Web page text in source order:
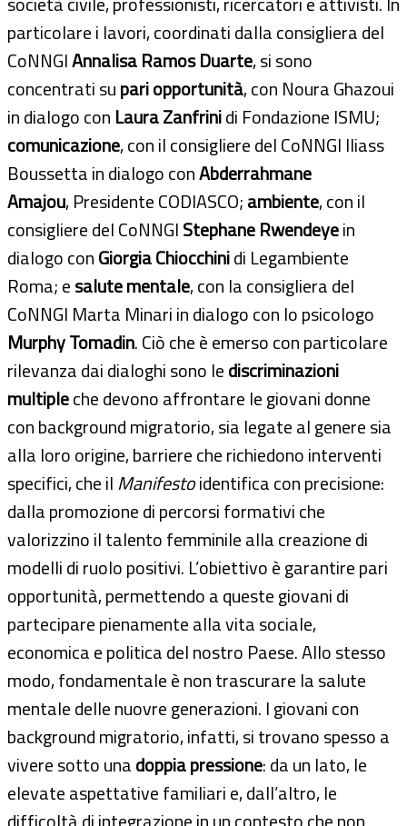
particolare i lavori, coordinati dalla consigliera del
CoNNGIAnnalisa Ramos Duarte, si sono
concentrati supari opportunità, con Noura Ghazoui
in dialogo con Laura Zanfrinidi Fondazione ISMU;
comunicazione, con il consigliere del CoNNGI Iliass
Boussetta in dialogo conAbderrahmane
Amajou, Presidente CODIASCO;ambiente, con il
consigliere del CoNNGIStephane Rwendeyein
dialogo conGiorgia Chiocchinidi Legambiente
Roma; esalute mentale, con la consigliera del
CoNNGI Marta Minari in dialogo con lo psicologo
Murphy Tomadin. Ciò che è emerso con particolare
rilevanza dai dialoghi sono lediscriminazioni
multipleche devono affrontare le giovani donne
con background migratorio, sia legate al genere sia
alla loro origine, barriere che richiedono interventi
specifici, che ilManifestoidentifica con precisione:
dalla promozione di percorsi formativi che
valorizzino il talento femminile alla creazione di
modelli di ruolo positivi. L’obiettivo è garantire pari
opportunità, permettendo a queste giovani di
partecipare pienamente alla vita sociale,
economica e politica del nostro Paese. Allo stesso
modo, fondamentale è non trascurare la salute
mentale delle nuovre generazioni. I giovani con
background migratorio, infatti, si trovano spesso a
vivere sotto unadoppia pressione: da un lato, le
elevate aspettative familiari e, dall’altro, le